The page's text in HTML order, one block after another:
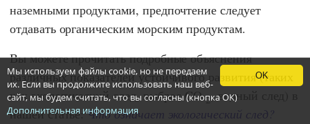
наземными продуктами, предпочтение следует
отдавать органическим морским продуктам.
Вы можете прочитать подробные объяснения
различных показателей устойчивого развития (таких
как экологический след, выброс CO2, водный след) в
нашей статье:Что означает экологический след?
OK
Мы используем файлы cookie, но не передаем
их. Если вы продолжите использовать наш веб-
сайт, мы будем считать, что вы согласны (кнопка ОК)
Дополнительная информация